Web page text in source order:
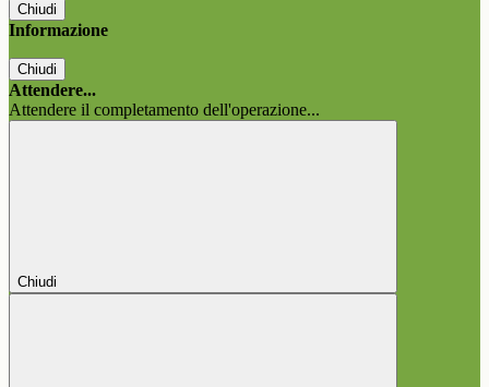
Chiudi
Informazione
Chiudi
Attendere...
Attendere il completamento dell'operazione...
Chiudi